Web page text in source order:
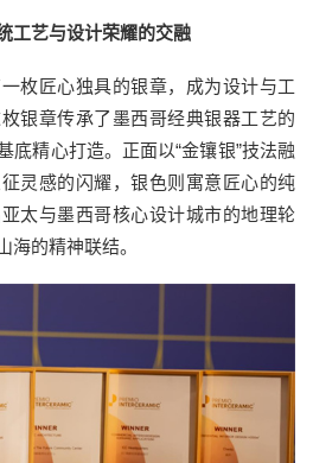
工艺与设计荣耀的交融
枚匠心独具的银章，成为设计与工
银章传承了墨西哥经典银器工艺的
底精心打造。正面以“金镶银”技法融
灵感的闪耀，银色则寓意匠心的纯
太与墨西哥核心设计城市的地理轮
海的精神联结。